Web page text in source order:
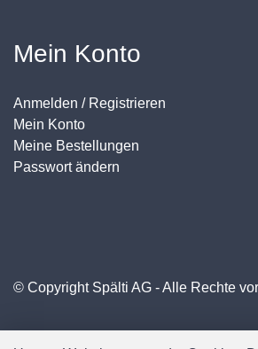
Mein Konto
Anmelden / Registrieren
Mein Konto
Meine Bestellungen
Passwort ändern
© Copyright Spälti AG - Alle Rechte